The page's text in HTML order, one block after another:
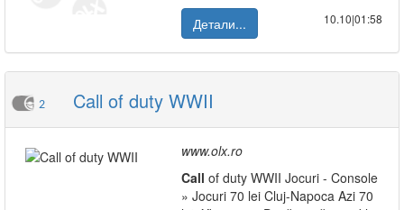
Детали...
10.10|01:58
2 Call of duty WWII
www.olx.ro
Call of duty WWII Jocuri - Console
» Jocuri 70 lei Cluj-Napoca Azi 70